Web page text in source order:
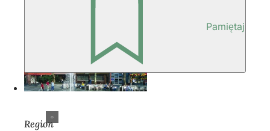
Pamiętaj
Region